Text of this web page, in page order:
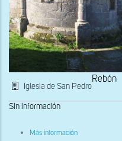
Iglesia de San Pedro
Rebón
Sin información
Más información